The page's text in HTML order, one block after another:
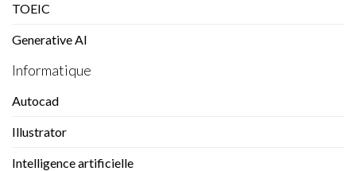
TOEIC
Generative AI
Informatique
Autocad
Illustrator
Intelligence artificielle